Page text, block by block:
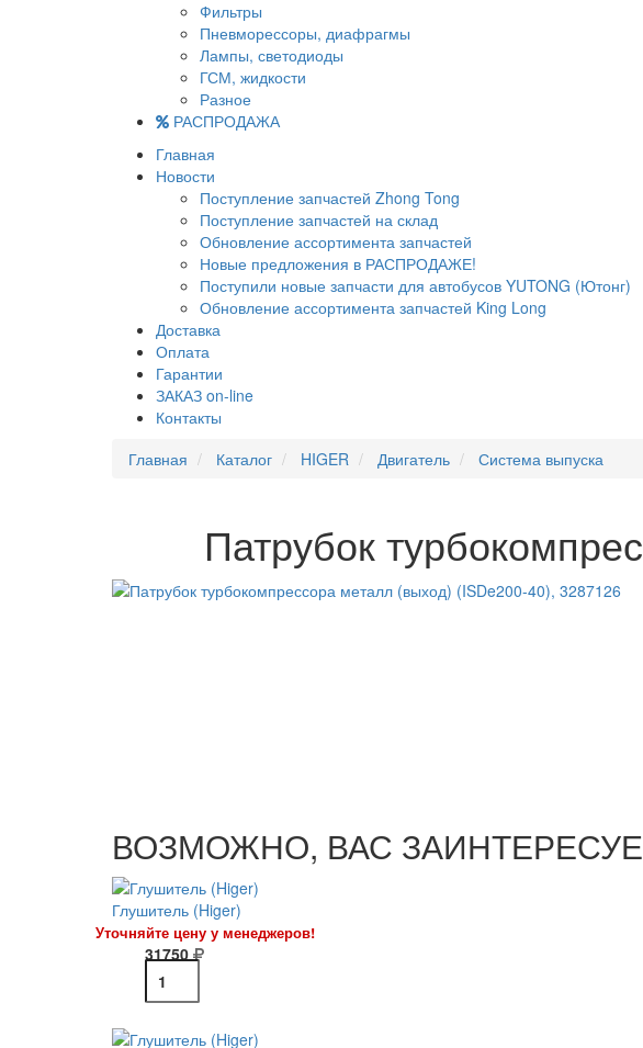
Фильтры
Пневморессоры, диафрагмы
Лампы, светодиоды
ГСМ, жидкости
Разное
РАСПРОДАЖА
Главная
Новости
Поступление запчастей Zhong Tong
Поступление запчастей на склад
Обновление ассортимента запчастей
Новые предложения в РАСПРОДАЖЕ!
Поступили новые запчасти для автобусов YUTONG (Ютонг)
Обновление ассортимента запчастей King Long
Доставка
Оплата
Гарантии
ЗАКАЗ on-line
Контакты
Главная
Каталог HIGER Двигатель Система выпуска
Патрубок
ВОЗМОЖНО, ВАС
Глушитель (Higer)
Уточняйте цену у менеджеров!
31750